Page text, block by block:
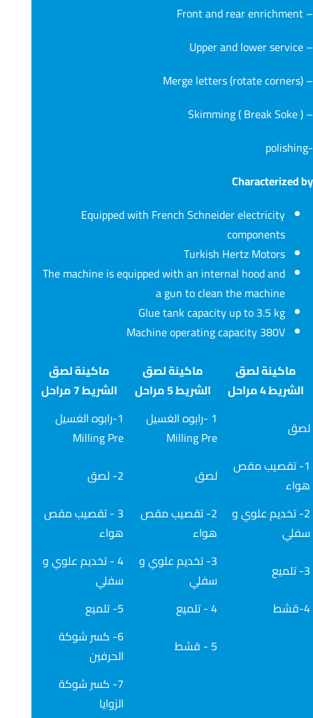
– Front and rear enrichment
– Upper and lower service
– Merge letters (rotate corners)
– Skimming ( Break Soke )
-polishing
Characterized by
Equipped with French Schneider electricity
components
Turkish Hertz Motors
The machine is equipped with an internal hood and
a gun to clean the machine
Glue tank capacity up to 3.5 kg
Machine operating capacity 380V
ماكينة لصق
الشريط 4 مراحل
ماكينة لصق
الشريط 5 مراحل
ماكينة لصق
الشريط 7 مراحل
لصق
1 -رابوه الغسيل
Milling Pre
1-رابوه الغسيل
Milling Pre
1- تقصيب مقص
هواء
لصق
2- لصق
2- تخديم علوي و
سفلي
2- تقصيب مقص
هواء
3 - تقصيب مقص
هواء
3- تلميع
3- تخديم علوي و
سفلي
4 - تخديم علوي و
سفلي
4-قشط
4 - تلميع
5- تلميع
5 - قشط
6- كسر شوكة
الحرفين
7- كسر شوكة
الزوايا